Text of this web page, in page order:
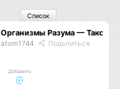
Организмы Разума —
atom1744 Поделиться
Добавить
Список